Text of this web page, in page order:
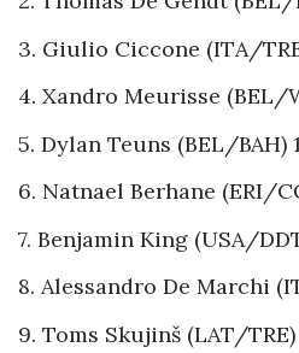
3. Giulio Ciccone (ITA/
4. Xandro Meurisse (BEL/
5. Dylan Teuns (BEL/BAH)
6. Natnael Berhane (ERI/
7. Benjamin King (USA/
8. Alessandro De Marchi
9. Toms Skujinš (LAT/